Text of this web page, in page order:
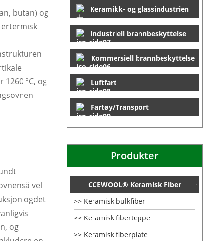
Keramikk- og glassindustrien
Industriell brannbeskyttelse
Kommersiell brannbeskyttelse
Luftfart
Fartøy/Transport
Produkter
CCEWOOL® Keramisk Fiber
Keramisk bulkfiber
Keramisk fiberteppe
Keramisk fiberplate
butan) og
ertermisk
°C, og
så vel
ogdet
og